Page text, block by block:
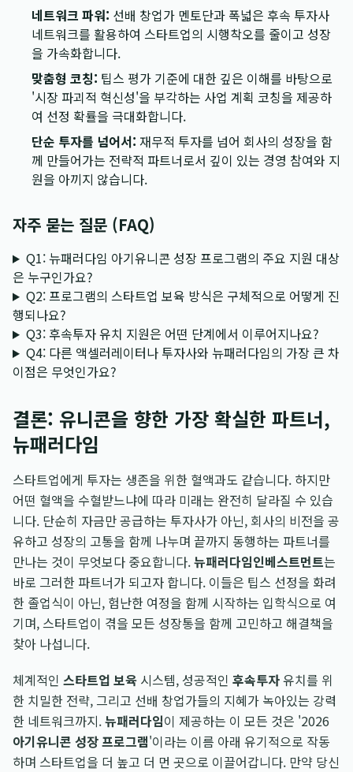
네트워크 파워: 선배 창업가 멘토단과 폭넓은 후속 투자사
네트워크를 활용하여 스타트업의 시행착오를 줄이고 성장
을 가속화합니다.
맞춤형 코칭: 팁스 평가 기준에 대한 깊은 이해를 바탕으로
'시장 파괴적 혁신성'을 부각하는 사업 계획 코칭을 제공하
여 선정 확률을 극대화합니다.
단순 투자를 넘어서: 재무적 투자를 넘어 회사의 성장을 함
께 만들어가는 전략적 파트너로서 깊이 있는 경영 참여와 지
원을 아끼지 않습니다.
자주 묻는 질문 (FAQ)
Q1: 뉴패러다임 아기유니콘 성장 프로그램의 주요 지원 대상
은 누구인가요?
Q2: 프로그램의 스타트업 보육 방식은 구체적으로 어떻게 진
행되나요?
Q3: 후속투자 유치 지원은 어떤 단계에서 이루어지나요?
Q4: 다른 액셀러레이터나 투자사와 뉴패러다임의 가장 큰 차
이점은 무엇인가요?
결론: 유니콘을 향한 가장 확실한 파트너,
뉴패러다임
스타트업에게 투자는 생존을 위한 혈액과도 같습니다. 하지만
어떤 혈액을 수혈받느냐에 따라 미래는 완전히 달라질 수 있습
니다. 단순히 자금만 공급하는 투자사가 아닌, 회사의 비전을 공
유하고 성장의 고통을 함께 나누며 끝까지 동행하는 파트너를
만나는 것이 무엇보다 중요합니다.뉴패러다임인베스트먼트는
바로 그러한 파트너가 되고자 합니다. 이들은 팁스 선정을 화려
한 졸업식이 아닌, 험난한 여정을 함께 시작하는 입학식으로 여
기며, 스타트업이 겪을 모든 성장통을 함께 고민하고 해결책을
찾아 나섭니다.
체계적인 스타트업 보육 시스템, 성공적인 후속투자유치를 위
한 치밀한 전략, 그리고 선배 창업가들의 지혜가 녹아있는 강력
한 네트워크까지.뉴패러다임이 제공하는 이 모든 것은 '2026
아기유니콘 성장 프로그램'이라는 이름 아래 유기적으로 작동
하며 스타트업을 더 높고 더 먼 곳으로 이끌어갑니다. 만약 당신